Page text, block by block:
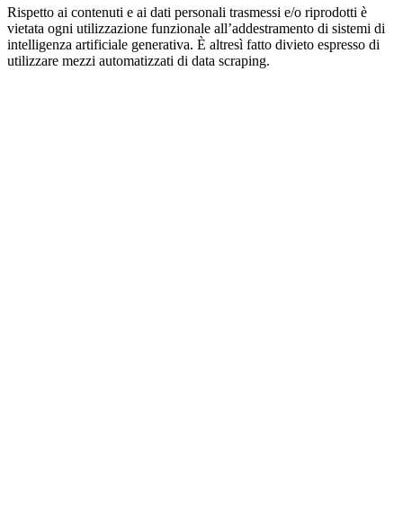
Rispetto ai contenuti e ai dati personali trasmessi e/o riprodotti è
vietata ogni utilizzazione funzionale all’addestramento di sistemi di
intelligenza artificiale generativa. È altresì fatto divieto espresso di
utilizzare mezzi automatizzati di data scraping.